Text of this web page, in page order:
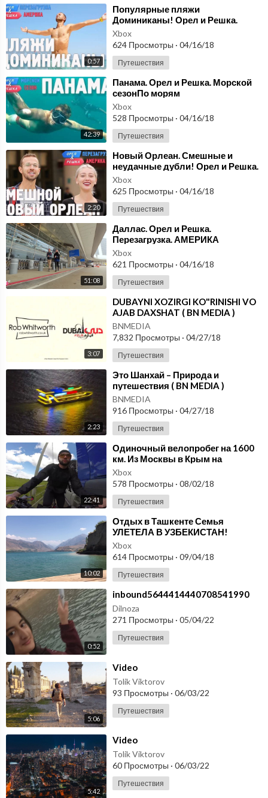
0:57
⁣Популярные пляжи
Доминиканы! Орел и Решка.
Перезагрузка. АМЕРИКА.
Xbox
624 Просмотры · 04/16/18
Путешествия
42:39
⁣Панама. Орел и Решка. Морской
сезонПо морям
Xbox
528 Просмотры · 04/16/18
Путешествия
2:20
⁣Новый Орлеан. Смешные и
неудачные дубли! Орел и Решка.
Перезагрузка. АМЕРИКА
Xbox
625 Просмотры · 04/16/18
Путешествия
51:08
⁣Даллас. Орел и Решка.
Перезагрузка. АМЕРИКА
Xbox
621 Просмотры · 04/16/18
Путешествия
3:07
⁣DUBAYNI XOZIRGI KO"RINISHI VO
AJAB DAXSHAT ( BN MEDIA )
BNMEDIA
7,832 Просмотры · 04/27/18
Путешествия
2:23
⁣Это Шанхай – Природа и
путешествия ( BN MEDIA )
BNMEDIA
916 Просмотры · 04/27/18
Путешествия
22:41
⁣Одиночный велопробег на 1600
км. Из Москвы в Крым на
велосипеде.
Xbox
578 Просмотры · 08/02/18
Путешествия
10:02
⁣Отдых в Ташкенте Семья
УЛЕТЕЛА В УЗБЕКИСТАН!
Xbox
614 Просмотры · 09/04/18
Путешествия
0:52
⁣inbound5644414440708541990
Dilnoza
271 Просмотры · 05/04/22
Путешествия
5:06
⁣Video
Tolik Viktorov
93 Просмотры · 06/03/22
Путешествия
5:42
⁣Video
Tolik Viktorov
60 Просмотры · 06/03/22
Путешествия